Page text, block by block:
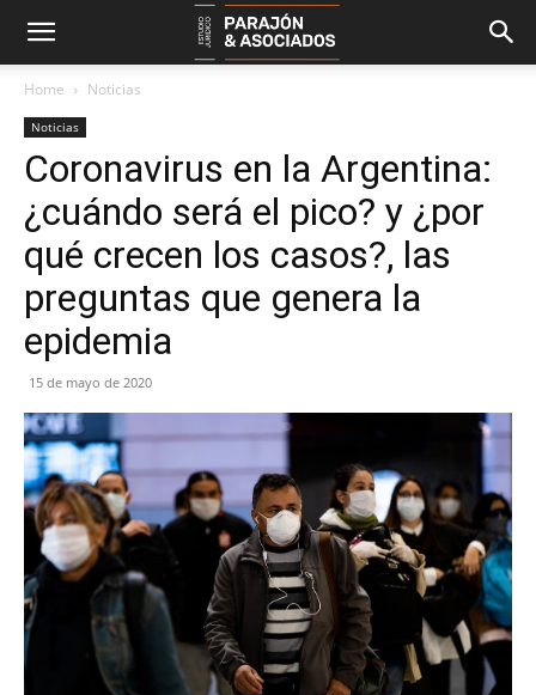
Home Noticias
Noticias
Coronavirus en la Argentina:
¿cuándo será el pico? y ¿por
qué crecen los casos?, las
preguntas que genera la
epidemia
15 de mayo de 2020